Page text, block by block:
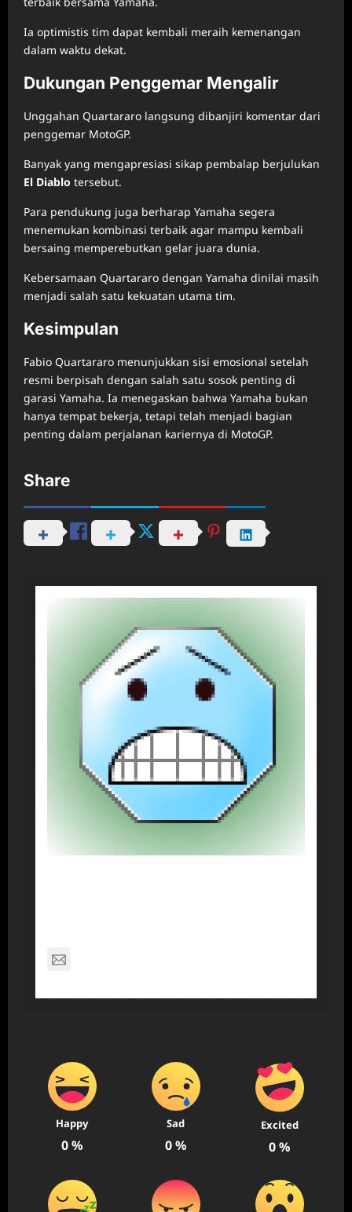
Ia optimistis tim dapat kembali meraih kemenangan
dalam waktu dekat.
Dukungan Penggemar Mengalir
Unggahan Quartararo langsung dibanjiri komentar dari
penggemar MotoGP.
Banyak yang mengapresiasi sikap pembalap berjulukan
El Diablo tersebut.
Para pendukung juga berharap Yamaha segera
menemukan kombinasi terbaik agar mampu kembali
bersaing memperebutkan gelar juara dunia.
Kebersamaan Quartararo dengan Yamaha dinilai masih
menjadi salah satu kekuatan utama tim.
Kesimpulan
Fabio Quartararo menunjukkan sisi emosional setelah
resmi berpisah dengan salah satu sosok penting di
garasi Yamaha. Ia menegaskan bahwa Yamaha bukan
hanya tempat bekerja, tetapi telah menjadi bagian
penting dalam perjalanan kariernya di MotoGP.
Share
Happy
0%
Sad
0%
Excited
0%